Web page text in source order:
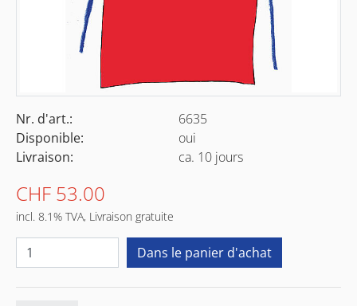
Nr. d'art.:
6635
Disponible:
oui
Livraison:
ca. 10 jours
CHF 53.00
incl. 8.1% TVA, Livraison gratuite